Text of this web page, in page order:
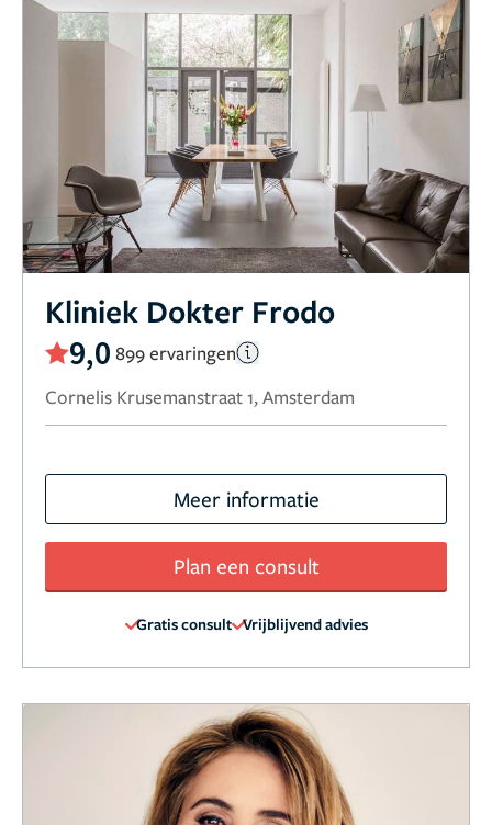
Kliniek Dokter Frodo
9,0 899 ervaringen
Cornelis Krusemanstraat 1, Amsterdam
Meer informatie
Plan een consult
Gratis consult Vrijblijvend advies